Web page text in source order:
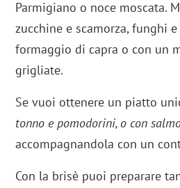
Parmigiano o noce moscata.
zucchine e scamorza, funghi
formaggio di capra o con un
grigliate.
Se vuoi ottenere un piatto
tonno e pomodorini, o con
accompagnandola con un
Con la brisè puoi preparare